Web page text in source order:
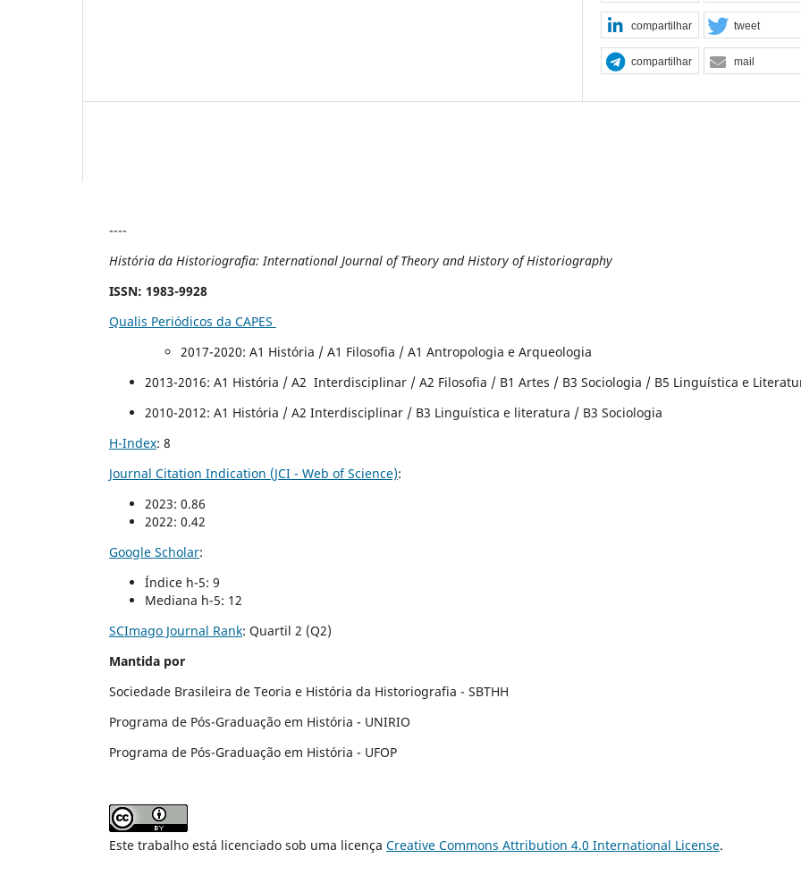
compartilhar tweet
compartilhar mail
----
História da Historiografia: International Journal of Theory and History of Historiography
ISSN: 1983-9928
Qualis Periódicos da CAPES
2017-2020: A1 História / A1 Filosofia / A1 Antropologia e Arqueologia
2013-2016: A1 História / A2 Interdisciplinar / A2 Filosofia / B1 Artes / B3 Sociologia / B5 Linguística e
2010-2012: A1 História / A2 Interdisciplinar / B3 Linguística e literatura / B3 Sociologia
H-Index: 8
Journal Citation Indication (JCI - Web of Science):
2023: 0.86
2022: 0.42
Google Scholar:
Índice h-5: 9
Mediana h-5: 12
SCImago Journal Rank: Quartil 2 (Q2)
Mantida por
Sociedade Brasileira de Teoria e História da Historiografia - SBTHH
Programa de Pós-Graduação em História - UNIRIO
Programa de Pós-Graduação em História - UFOP
Este trabalho está licenciado sob uma licença Creative Commons Attribution 4.0 International License.